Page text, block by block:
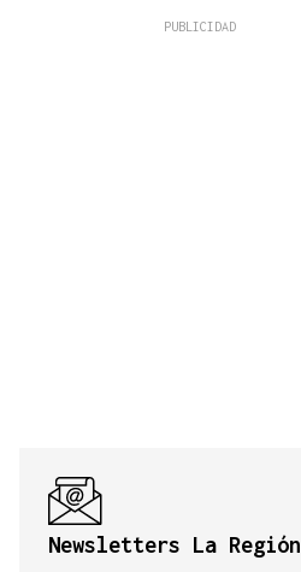
Newsletters La Región